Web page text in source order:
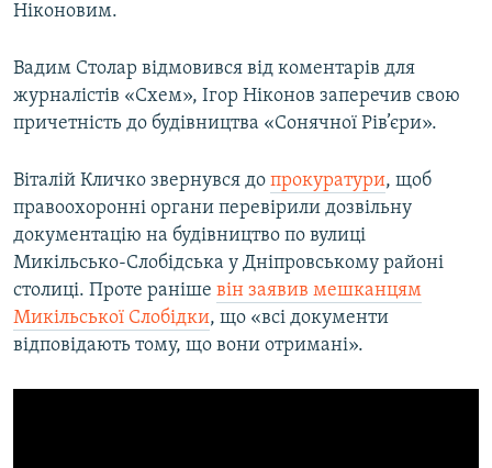
Ніконовим.
Вадим Столар відмовився від коментарів для
журналістів «Схем», Ігор Ніконов заперечив свою
причетність до будівництва «Сонячної Рів’єри».
Віталій Кличко звернувся до прокуратури, щоб
правоохоронні органи перевірили дозвільну
документацію на будівництво по вулиці
Микільсько-Слобідська у Дніпровському районі
столиці. Проте раніше він заявив мешканцям
Микільської Слобідки, що «всі документи
відповідають тому, що вони отримані».